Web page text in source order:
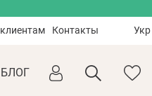
Контакты Укр
БЛОГ